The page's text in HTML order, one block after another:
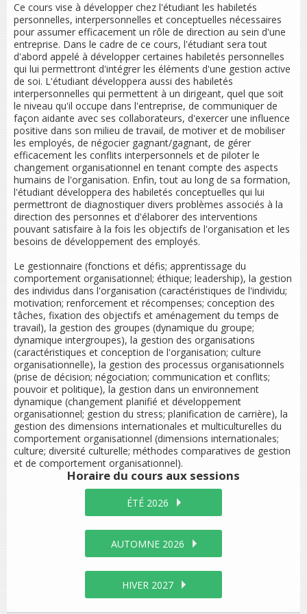
Ce cours vise à développer chez l'étudiant les habiletés
personnelles, interpersonnelles et conceptuelles nécessaires
pour assumer efficacement un rôle de direction au sein d'une
entreprise. Dans le cadre de ce cours, l'étudiant sera tout
d'abord appelé à développer certaines habiletés personnelles
qui lui permettront d'intégrer les éléments d'une gestion active
de soi. L'étudiant développera aussi des habiletés
interpersonnelles qui permettent à un dirigeant, quel que soit
le niveau qu'il occupe dans l'entreprise, de communiquer de
façon aidante avec ses collaborateurs, d'exercer une influence
positive dans son milieu de travail, de motiver et de mobiliser
les employés, de négocier gagnant/gagnant, de gérer
efficacement les conflits interpersonnels et de piloter le
changement organisationnel en tenant compte des aspects
humains de l'organisation. Enfin, tout au long de sa formation,
l'étudiant développera des habiletés conceptuelles qui lui
permettront de diagnostiquer divers problèmes associés à la
direction des personnes et d'élaborer des interventions
pouvant satisfaire à la fois les objectifs de l'organisation et les
besoins de développement des employés.
Le gestionnaire (fonctions et défis; apprentissage du
comportement organisationnel; éthique; leadership), la gestion
des individus dans l'organisation (caractéristiques de l'individu;
motivation; renforcement et récompenses; conception des
tâches, fixation des objectifs et aménagement du temps de
travail), la gestion des groupes (dynamique du groupe;
dynamique intergroupes), la gestion des organisations
(caractéristiques et conception de l'organisation; culture
organisationnelle), la gestion des processus organisationnels
(prise de décision; négociation; communication et conflits;
pouvoir et politique), la gestion dans un environnement
dynamique (changement planifié et développement
organisationnel; gestion du stress; planification de carrière), la
gestion des dimensions internationales et multiculturelles du
comportement organisationnel (dimensions internationales;
culture; diversité culturelle; méthodes comparatives de gestion
et de comportement organisationnel).
Horaire du cours aux sessions
ÉTÉ 2026
AUTOMNE 2026
HIVER 2027